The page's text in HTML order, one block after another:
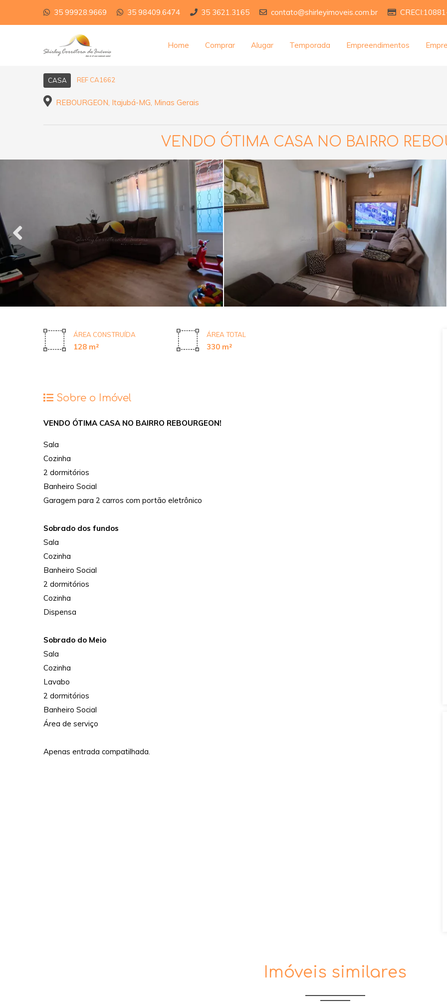
35 99928.9669 35 98409.6474 35 3621.3165 contato@shirleyimoveis.com.br
Home Comprar Alugar Temporada Empreendimentos
CASA REF CA1662
REBOURGEON, Itajubá-MG, Minas Gerais
VENDO ÓTIMA CASA NO BAIRRO
ÁREA CONSTRUÍDA
128 m²
ÁREA TOTAL
330 m²
Sobre o Imóvel
VENDO ÓTIMA CASA NO BAIRRO REBOURGEON!
Sala
Cozinha
2 dormitórios
Banheiro Social
Garagem para 2 carros com portão eletrônico
Sobrado dos fundos
Sala
Cozinha
Banheiro Social
2 dormitórios
Cozinha
Dispensa
Sobrado do Meio
Sala
Cozinha
Lavabo
2 dormitórios
Banheiro Social
Área de serviço
Apenas entrada compatilhada.
Imóveis similares